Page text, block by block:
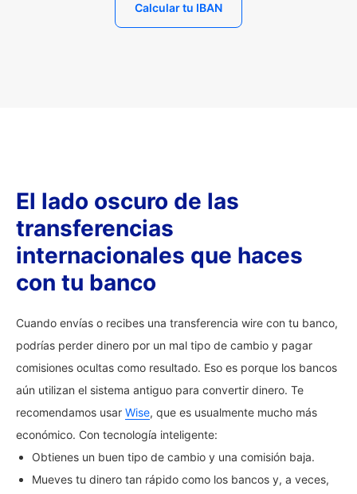
Calcular tu IBAN
El lado oscuro de las
transferencias
internacionales que haces
con tu banco
Cuando envías o recibes una transferencia wire con tu banco,
podrías perder dinero por un mal tipo de cambio y pagar
comisiones ocultas como resultado. Eso es porque los bancos
aún utilizan el sistema antiguo para convertir dinero. Te
recomendamos usar Wise, que es usualmente mucho más
económico. Con tecnología inteligente:
Obtienes un buen tipo de cambio y una comisión baja.
Mueves tu dinero tan rápido como los bancos y, a veces,